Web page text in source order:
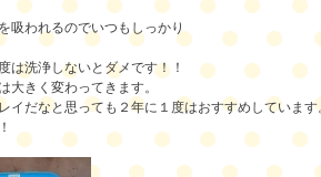
吸われるのでいつもしっかり
は洗浄しないとダメです！！
大きく変わってきます。
イだなと思っても２年に１度はおすすめしています